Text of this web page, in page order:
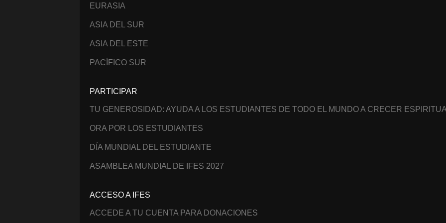
EURASIA
ASIA DEL SUR
ASIA DEL ESTE
PACÍFICO SUR
PARTICIPAR
TU GENEROSIDAD: AYUDA A LOS ESTUDIANTES DE TODO EL MUNDO A CRECER
ORA POR LOS ESTUDIANTES
DÍA MUNDIAL DEL ESTUDIANTE
ASAMBLEA MUNDIAL DE IFES 2027
ACCESO A IFES
ACCEDE A TU CUENTA PARA DONACIONES